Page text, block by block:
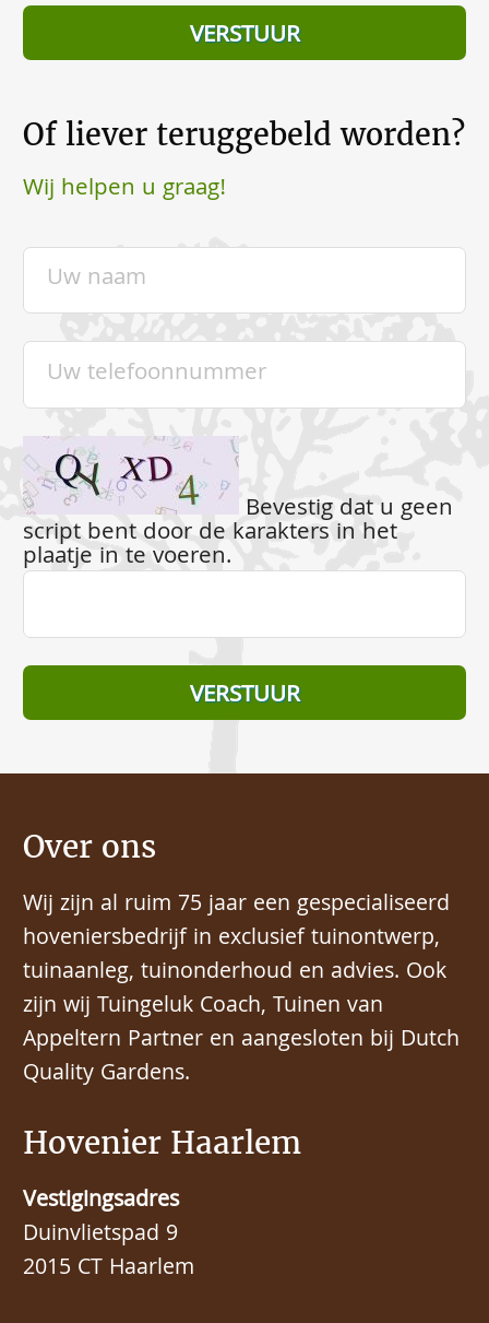
Of liever teruggebeld worden?
Wij helpen u graag!
Bevestig dat u geen
script bent door de karakters in het
plaatje in te voeren.
Hovenier Haarlem
Vestigingsadres
Duinvlietspad 9
2015 CT Haarlem
Over ons
Wij zijn al ruim 75 jaar een gespecialiseerd
hoveniersbedrijf in exclusief tuinontwerp,
tuinaanleg, tuinonderhoud en advies. Ook
zijn wij Tuingeluk Coach, Tuinen van
Appeltern Partner en aangesloten bij Dutch
Quality Gardens.